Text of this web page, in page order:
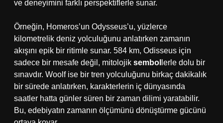
ve deneyimini farklı perspektiflerle sunar.
Örneğin, Homeros’un Odysseus’u, yüzlerce
kilometrelik deniz yolculuğunu anlatırken zamanın
akışını epik bir ritimle sunar. 584 km, Odisseus için
sadece bir mesafe değil, mitolojik sembol lerle dolu bir
sınavdır. Woolf ise bir tren yolculuğunu birkaç dakikalık
bir sürede anlatırken, karakterlerin iç dünyasında
saatler hatta günler süren bir zaman dilimi yaratabilir.
Bu, edebiyatın zamanın ölçümünü dönüştürme gücünü